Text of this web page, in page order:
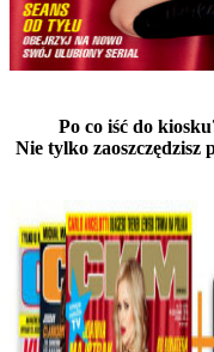
Po co iść do
Nie tylko zaoszczędzisz